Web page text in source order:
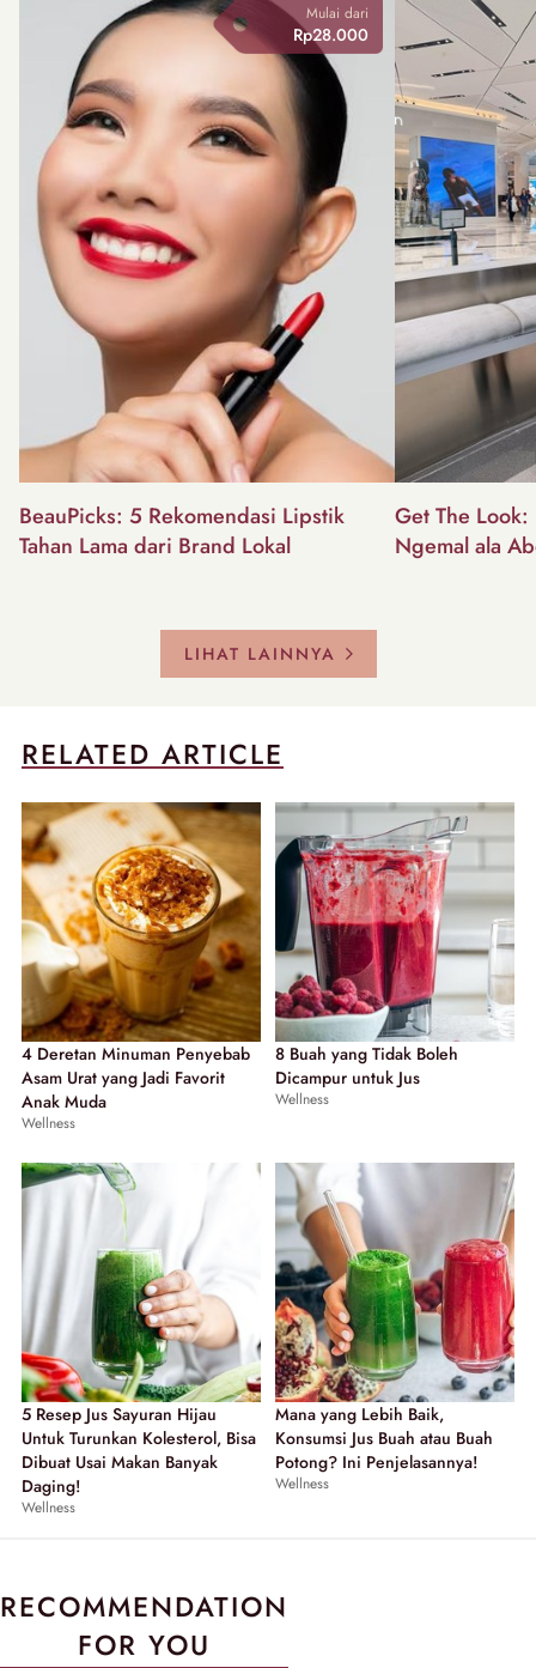
Mulai dari
Rp28.000
BeauPicks: 5 Rekomendasi Lipstik
Tahan Lama dari Brand Lokal
Get The
Ngemal ala
LIHAT LAINNYA
RELATED ARTICLE
4 Deretan Minuman Penyebab
Asam Urat yang Jadi Favorit
Anak Muda
Wellness
8 Buah yang Tidak Boleh
Dicampur untuk Jus
Wellness
5 Resep Jus Sayuran Hijau
Untuk Turunkan Kolesterol, Bisa
Dibuat Usai Makan Banyak
Daging!
Wellness
Mana yang Lebih Baik,
Konsumsi Jus Buah atau Buah
Potong? Ini Penjelasannya!
Wellness
RECOMMENDATION
FOR YOU